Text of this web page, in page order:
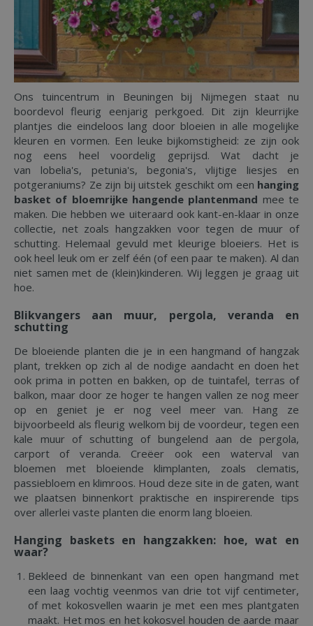
Ons tuincentrum in Beuningen bij Nijmegen staat nu
boordevol fleurig eenjarig perkgoed. Dit zijn kleurrijke
plantjes die eindeloos lang door bloeien in alle mogelijke
kleuren en vormen. Een leuke bijkomstigheid: ze zijn ook
nog eens heel voordelig geprijsd. Wat dacht je
van lobelia's, petunia's, begonia's, vlijtige liesjes en
potgeraniums? Ze zijn bij uitstek geschikt om een hanging
basket of bloemrijke hangende plantenmand mee te
maken. Die hebben we uiteraard ook kant-en-klaar in onze
collectie, net zoals hangzakken voor tegen de muur of
schutting. Helemaal gevuld met kleurige bloeiers. Het is
ook heel leuk om er zelf één (of een paar te maken). Al dan
niet samen met de (klein)kinderen. Wij leggen je graag uit
hoe.
Blikvangers aan muur, pergola, veranda en
schutting
De bloeiende planten die je in een hangmand of hangzak
plant, trekken op zich al de nodige aandacht en doen het
ook prima in potten en bakken, op de tuintafel, terras of
balkon, maar door ze hoger te hangen vallen ze nog meer
op en geniet je er nog veel meer van. Hang ze
bijvoorbeeld als fleurig welkom bij de voordeur, tegen een
kale muur of schutting of bungelend aan de pergola,
carport of veranda. Creëer ook een waterval van
bloemen met bloeiende klimplanten, zoals clematis,
passiebloem en klimroos. Houd deze site in de gaten, want
we plaatsen binnenkort praktische en inspirerende tips
over allerlei vaste planten die enorm lang bloeien.
Hanging baskets en hangzakken: hoe, wat en
waar?
Bekleed de binnenkant van een open hangmand met
een laag vochtig veenmos van drie tot vijf centimeter,
of met kokosvellen waarin je met een mes plantgaten
maakt. Het mos en het kokosvel houden de aarde maar